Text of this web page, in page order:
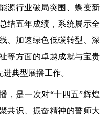
源行业破局突围、蝶变新
结五年成绩，系统展示全
、加速绿色低碳转型、深
等方面的卓越成就与宝贵
典型展播工作。
是一次对“十四五”辉煌
共识、振奋精神的誓师大